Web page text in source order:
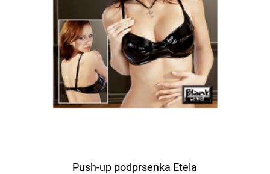
Push-up podprsenka Etela